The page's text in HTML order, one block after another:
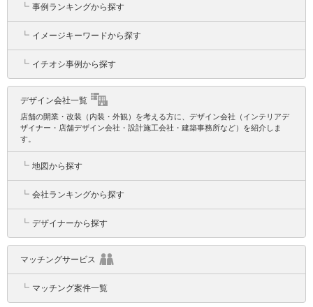
┗ 事例ランキングから探す
┗ イメージキーワードから探す
┗ イチオシ事例から探す
デザイン会社一覧
店舗の開業・改装（内装・外観）を考える方に、デザイン会社（インテリアデ
ザイナー・店舗デザイン会社・設計施工会社・建築事務所など）を紹介しま
す。
┗ 地図から探す
┗ 会社ランキングから探す
┗ デザイナーから探す
マッチングサービス
┗ マッチング案件一覧